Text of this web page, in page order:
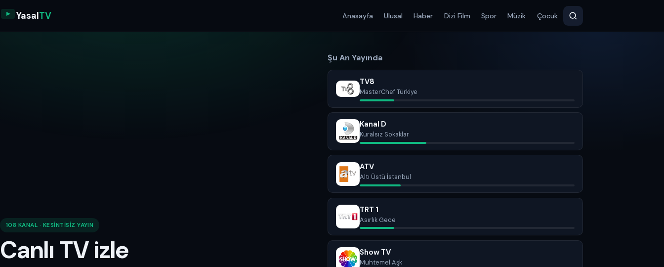
YasalTV Anasayfa Ulusal Haber Dizi Film Spor Müzik Çocuk
108 KANAL · KESINTISIZ YAYIN
Canlı TV izle
Şu An Yayında
TV8
MasterChef Türkiye
Kanal D
Kuralsız Sokaklar
ATV
Altı Üstü İstanbul
TRT 1
Asırlık Gece
Show TV
Muhtemel Aşk